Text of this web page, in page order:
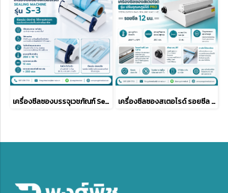
เครื่องซีลซองบรรจุเวชภัณฑ์ Sealing Machine รุ่น S-3 เครื่องซีลซองสเตอไรด์ รอยซีล 12 มม.รุ่น ปรับอุณหภูมิได้ PRO